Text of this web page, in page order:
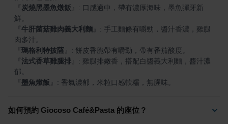
炭燒黑墨魚燉飯
: 口感適中，帶有濃厚海味，墨魚彈牙新
牛肝菌菇雞肉義大利麵
: 手工麵條有嚼勁，醬汁香濃，雞腿
瑪格利特披薩
法式香草雞腿排
: 雞腿排嫩香，搭配白醬義大利麵，醬汁濃
墨魚燉飯 : 香氣濃郁，米粒口感軟糯，無腥味。
如何預約 Giocoso Café&Pasta 的座位？